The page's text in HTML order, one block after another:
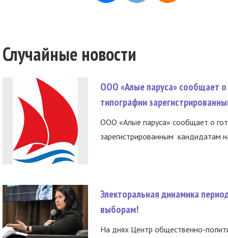
Случайные новости
ООО «Алые паруса» сообщает о
типографии
ООО «Алые паруса» сообщает о
зарегистрированным кандидатам
Электоральная динамика
выборам!
На днях Центр общественно-